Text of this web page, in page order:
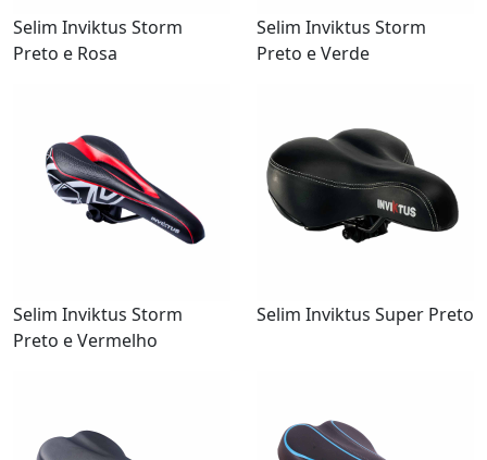
Selim Inviktus Storm
Preto e Rosa
Selim Inviktus Storm
Preto e Verde
Selim Inviktus Storm
Preto e Vermelho
Selim Inviktus Super Preto